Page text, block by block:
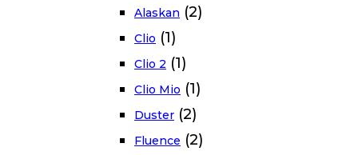
Alaskan (2)
Clio (1)
Clio 2 (1)
Clio Mio (1)
Duster (2)
Fluence (2)